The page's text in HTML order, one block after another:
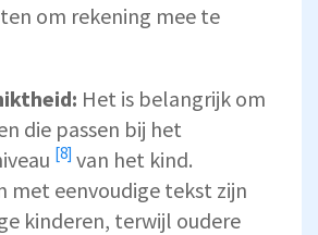
om rekening mee te
Het is belangrijk om
die passen bij het
[8] van het kind.
met eenvoudige tekst zijn
kinderen, terwijl oudere